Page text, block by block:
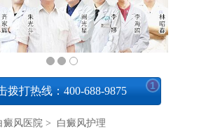
拨打热线：400-688-9875 1
癜风医院 > 白癜风护理